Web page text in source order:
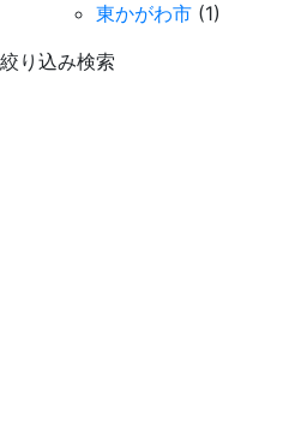
東かがわ市 (1)
絞り込み検索